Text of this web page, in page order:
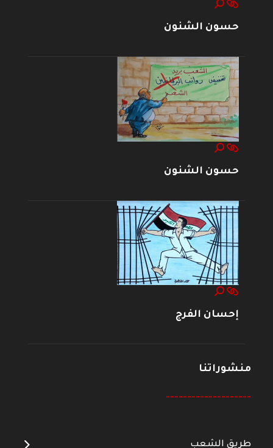
حسون الشنون
حسون الشنون
إحسان الفرج
منشوراتنا
--------------------
طريق الشعب